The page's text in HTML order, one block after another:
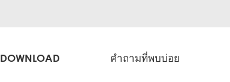
DOWNLOAD คำถามที่พบบ่อย